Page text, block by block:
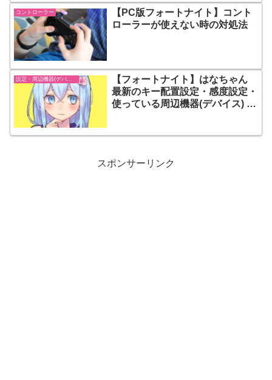
コントローラー
【PC版フォートナイト】コント
ローラーが使えない時の対処法
【フォートナイト】はなちゃん
最新のキー配置設定・感度設定・
使っている周辺機器(デバイス) ま
スポンサーリンク